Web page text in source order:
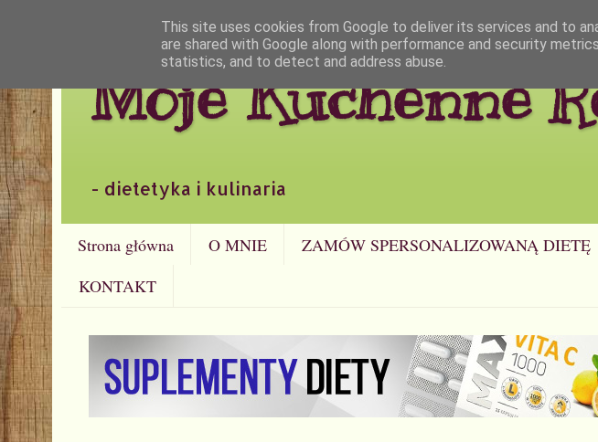
Moje Kuchenne
- dietetyka i kulinaria
Strona główna O MNIE ZAMÓW SPERSONALIZOWANĄ DIETĘ
KONTAKT
This site uses cookies from Google to deliver its services and to
are shared with Google along with performance and security
statistics, and to detect and address abuse.